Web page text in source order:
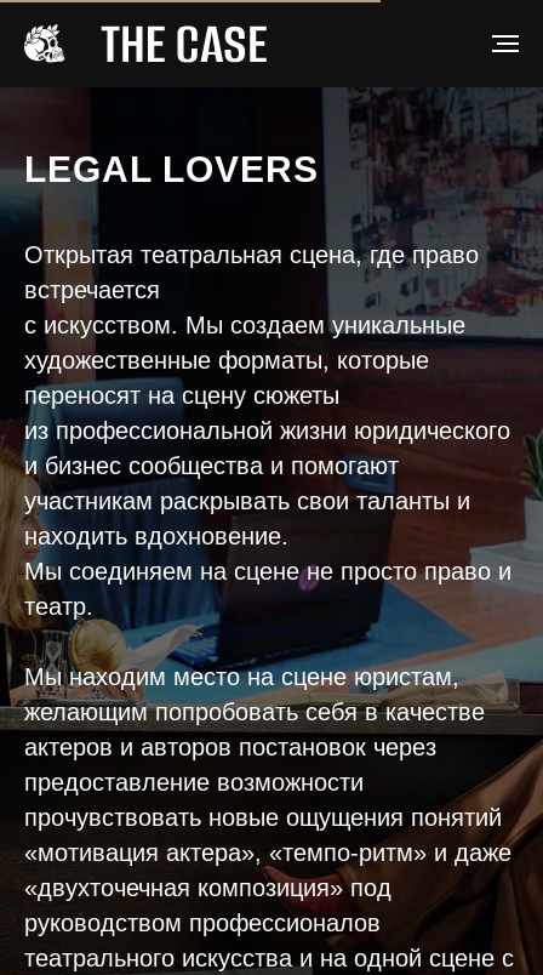
LEGAL LOVERS
Открытая театральная сцена, где право
встречается
с искусством. Мы создаем уникальные
художественные форматы, которые
переносят на сцену сюжеты
из профессиональной жизни юридического
и бизнес сообщества и помогают
участникам раскрывать свои таланты и
находить вдохновение.
Мы соединяем на сцене не просто право и
театр.
Мы находим место на сцене юристам,
желающим попробовать себя в качестве
актеров и авторов постановок через
предоставление возможности
прочувствовать новые ощущения понятий
«мотивация актера», «темпо-ритм» и даже
«двухточечная композиция» под
руководством профессионалов
театрального искусства и на одной сцене с